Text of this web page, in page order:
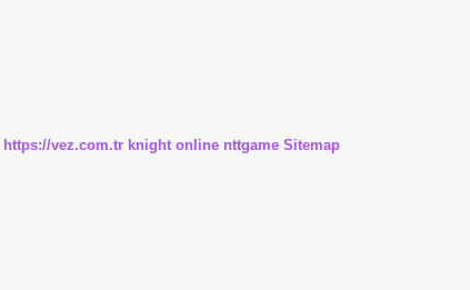
https://vez.com.tr knight online nttgame Sitemap